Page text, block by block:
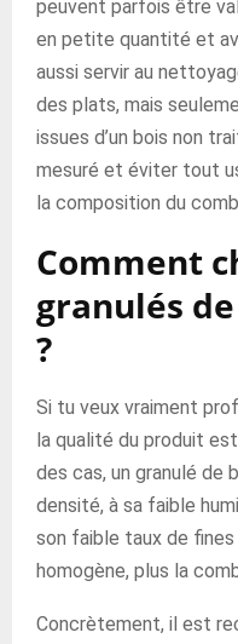
peuvent parfois être
en petite quantité et
aussi servir au
des plats, mais
issues d’un bois non
mesuré et éviter tout
la composition du
Comment
granulés
?
Si tu veux vraiment
la qualité du produit
des cas, un granulé de
densité, à sa faible
son faible taux de
homogène, plus la
Concrètement, il est